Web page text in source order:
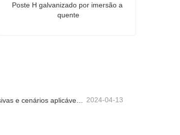
Poste H galvanizado por imersão a
quente
As vantagens exclusivas e cenários aplicáveis ​​do guarda-corpo rodoviário 2024-04-13